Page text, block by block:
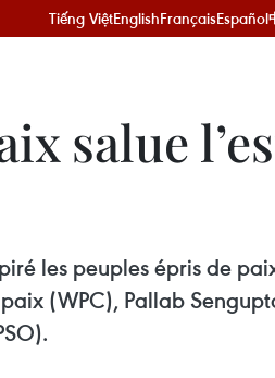
Tiếng ViệtEnglishFrançaisEspañol
salue
les peuples épris de
(WPC), Pallab